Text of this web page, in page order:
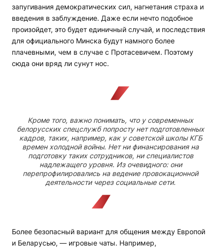
запугивания демократических сил, нагнетания страха и
введения в заблуждение. Даже если нечто подобное
произойдет, это будет единичный случай, и последствия
для официального Минска будут намного более
плачевными, чем в случае с Протасевичем. Поэтому
сюда они вряд ли сунут нос.
Кроме того, важно понимать, что у современных
белорусских спецслужб попросту нет подготовленных
кадров, таких, например, как у советской школы КГБ
времен холодной войны. Нет ни финансирования на
подготовку таких сотрудников, ни специалистов
надлежащего уровня. Из очевидного: они
перепрофилировались на ведение провокационной
деятельности через социальные сети.
Более безопасный вариант для общения между Европой
и Беларусью, — игровые чаты. Например,